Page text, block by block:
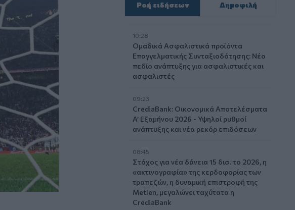
Ροή ειδήσεων Δημοφιλή
10:28
Ομαδικά Ασφαλιστικά προϊόντα
Επαγγελματικής Συνταξιοδότησης: Νέο
πεδίο ανάπτυξης για ασφαλιστικές και
ασφαλιστές
09:23
CrediaBank: Οικονομικά Αποτελέσματα
A’ Εξαμήνου 2026 - Υψηλοί ρυθμοί
ανάπτυξης και νέα ρεκόρ επιδόσεων
08:45
Στόχος για νέα δάνεια 15 δισ. το 2026, η
«ακτινογραφία» της κερδοφορίας των
τραπεζών, η δυναμική επιστροφή της
Metlen, μεγαλώνει ταχύτατα η
CrediaBank